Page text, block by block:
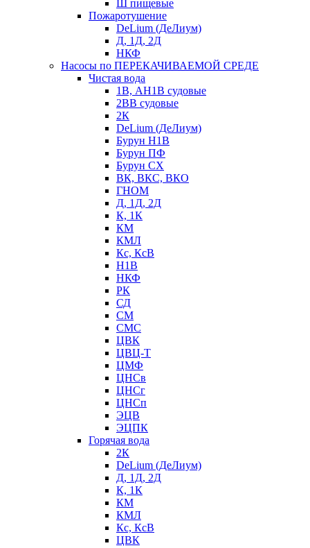
Ш пищевые
Пожаротушение
DeLium (ДеЛиум)
Д, 1Д, 2Д
НКФ
Насосы по ПЕРЕКАЧИВАЕМОЙ СРЕДЕ
Чистая вода
1В, АН1В судовые
2ВВ судовые
2К
DeLium (ДеЛиум)
Бурун Н1В
Бурун ПФ
Бурун СХ
ВК, ВКС, ВКО
ГНОМ
Д, 1Д, 2Д
К, 1К
КМ
КМЛ
Кс, КсВ
Н1В
НКФ
РК
СД
СМ
СМС
ЦВК
ЦВЦ-Т
ЦМФ
ЦНСв
ЦНСг
ЦНСп
ЭЦВ
ЭЦПК
Горячая вода
2К
DeLium (ДеЛиум)
Д, 1Д, 2Д
К, 1К
КМ
КМЛ
Кс, КсВ
ЦВК